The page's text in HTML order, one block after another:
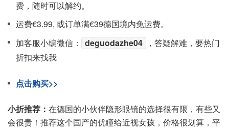
费，随时可以解约。
运费€3.99, 或订单满€39德国境内免运费。
加客服小编微信：
deguodazhe04
，答疑解难，要热门
折扣来找我
点击购买>>
小折推荐： 在德国的小伙伴隐形眼镜的选择很有限，有些又
会很贵！推荐这个国产的优瞳给近视女孩，价格很划算，平